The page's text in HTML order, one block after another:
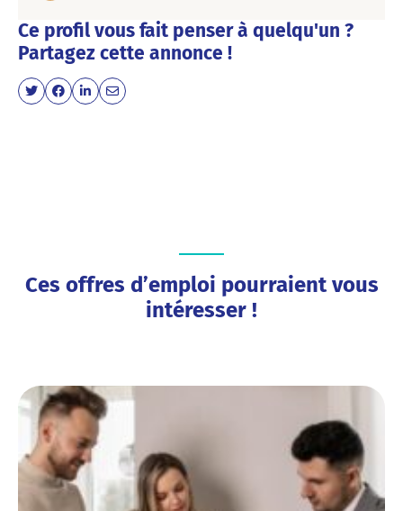
Ce profil vous fait penser à quelqu'un ?
Partagez cette annonce !
Ces offres d’emploi pourraient vous
intéresser !